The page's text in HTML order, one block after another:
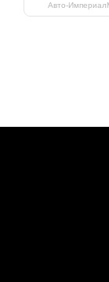
Авто-